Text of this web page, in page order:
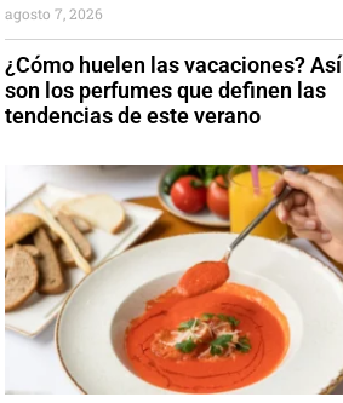
¿Cómo huelen las vacaciones? Así
son los perfumes que definen las
tendencias de este verano
agosto 7, 2026